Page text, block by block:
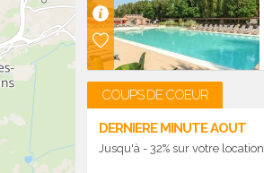
COUPS DE COEUR
DERNIERE MINUTE AOUT
Jusqu'à - 32% sur votre location